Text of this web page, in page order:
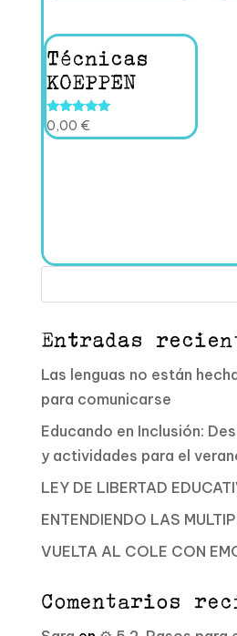
40,00 €.
Técnicas
KOEPPEN
Valorado
con
0,00 €
Entradas
Las lenguas no están
para comunicarse
Educando en Inclusión:
y actividades para el
LEY DE LIBERTAD
ENTENDIENDO LAS
VUELTA AL COLE CON
Comentarios